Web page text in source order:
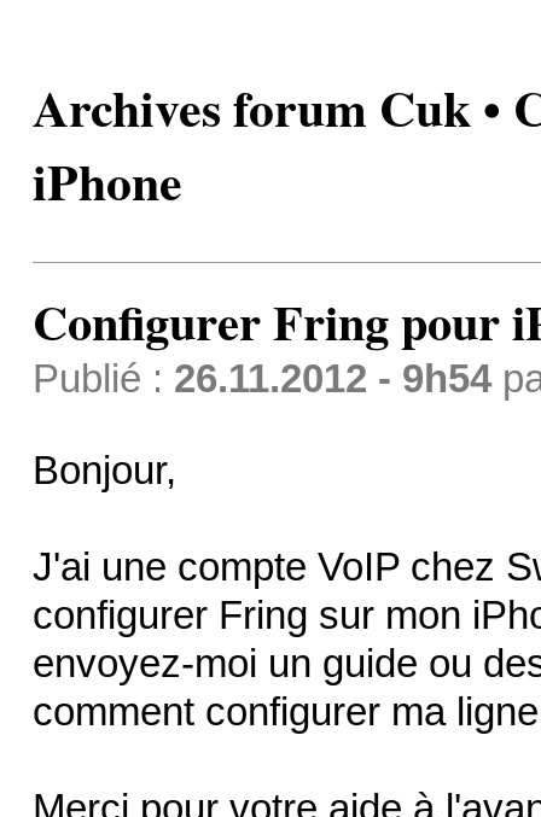
Archives forum Cuk •
iPhone
Configurer Fring pour
Publié : 26.11.2012 - 9h54
Bonjour,
J'ai une compte VoIP chez
configurer Fring sur mon
envoyez-moi un guide ou
comment configurer ma